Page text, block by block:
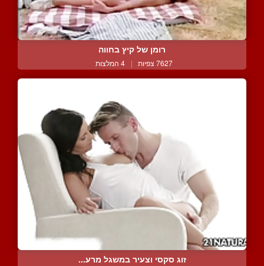
רומן של קיץ בחווה
7627 צפיות | 4 המלצות
זוג סקסי וצעיר במשגל מרע...